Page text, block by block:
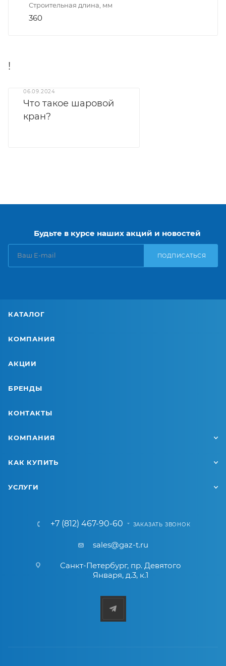
Строительная длина, мм
360
!
06.09.2024
Что такое шаровой
кран?
Будьте в курсе наших акций и новостей
ПОДПИСАТЬСЯ
КАТАЛОГ
КОМПАНИЯ
АКЦИИ
БРЕНДЫ
КОНТАКТЫ
КОМПАНИЯ
КАК КУПИТЬ
УСЛУГИ
+7 (812) 467-90-60 ЗАКАЗАТЬ ЗВОНОК
sales@gaz-t.ru
Санкт-Петербург, пр. Девятого
Января, д.3, к.1